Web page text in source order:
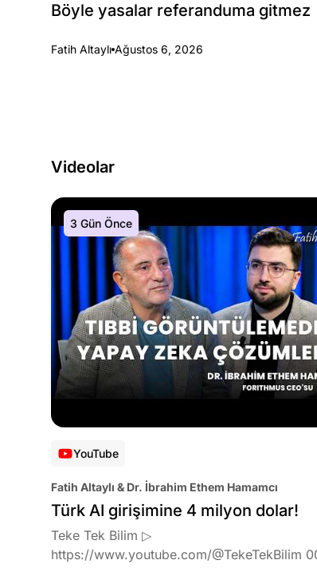
Böyle yasalar referanduma gitmez
Fatih Altaylı Ağustos 6, 2026
Videolar
3 Gün Önce
YouTube
Fatih Altaylı & Dr. İbrahim Ethem Hamamcı
Türk AI girişimine 4 milyon dolar!
Teke Tek Bilim ▷
https://www.youtube.com/@TekeTekBilim 00:00